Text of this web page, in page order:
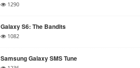
1290
Galaxy S6: The Bandits
1082
Samsung Galaxy SMS Tune